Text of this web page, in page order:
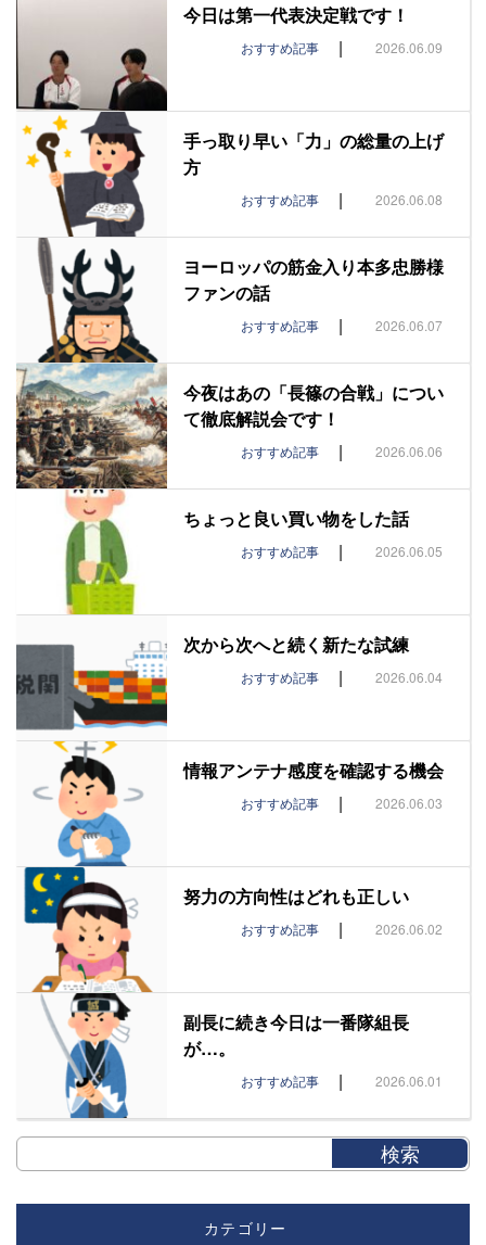
今日は第一代表決定戦です！
おすすめ記事 | 2026.06.09
手っ取り早い「力」の総量の上げ
方
おすすめ記事 | 2026.06.08
ヨーロッパの筋金入り本多忠勝様
ファンの話
おすすめ記事 | 2026.06.07
今夜はあの「長篠の合戦」につい
て徹底解説会です！
おすすめ記事 | 2026.06.06
ちょっと良い買い物をした話
おすすめ記事 | 2026.06.05
次から次へと続く新たな試練
おすすめ記事 | 2026.06.04
情報アンテナ感度を確認する機会
おすすめ記事 | 2026.06.03
努力の方向性はどれも正しい
おすすめ記事 | 2026.06.02
副長に続き今日は一番隊組長
が…。
おすすめ記事 | 2026.06.01
カテゴリー